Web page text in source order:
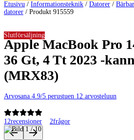
Etusivu / Informationsteknik / Datorer /
datorer / Produkt 915559
Apple MacBook Pro
36 Gt, 4 Tt 2023 -
(MRX83)
Arvosana 4.9/5 perustuen 12 arvosteluun
12recensioner 2frågor
Slutförsäljning